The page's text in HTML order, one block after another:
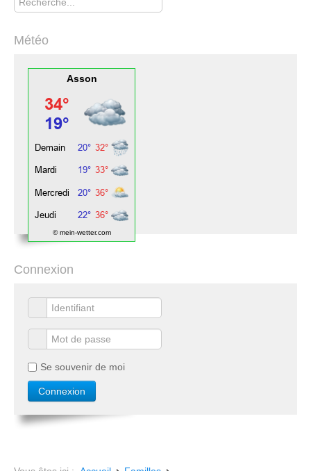
Météo
Asson
© mein-wetter.com
Connexion
Se souvenir de moi